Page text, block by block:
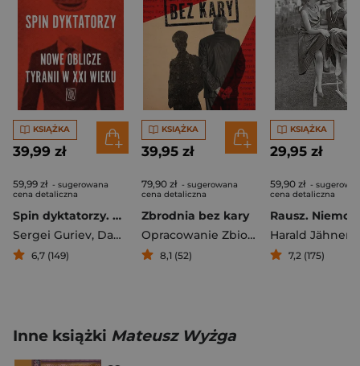
KSIĄŻKA
39,99 zł
59,99 zł - sugerowana
cena detaliczna
Spin dyktatorzy. Nowe oblicze tyranii w XXI wieku
Sergei Guriev, Daniel Treisman
6,7 (149)
KSIĄŻKA
39,95 zł
79,90 zł - sugerowana
cena detaliczna
Zbrodnia bez kary
Opracowanie Zbiorowe
8,1 (52)
KSIĄŻKA
29,95 zł
59,90 zł -
cena detaliczna
Harald Jähner
7,2 (175)
Inne książki Mateusz Wyżga